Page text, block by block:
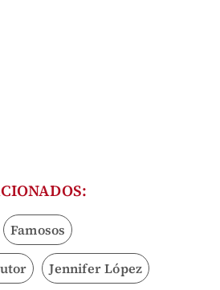
Famosos
Jennifer López